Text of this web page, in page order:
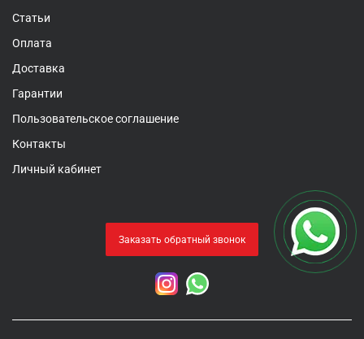
Статьи
Оплата
Доставка
Гарантии
Пользовательское соглашение
Контакты
Личный кабинет
Заказать обратный звонок